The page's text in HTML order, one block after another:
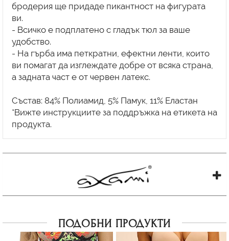
бродерия ще придаде пикантност на фигурата
ви.
- Всичко е подплатено с гладък тюл за ваше
удобство.
- На гърба има петкратни, ефектни ленти, които
ви помагат да изглеждате добре от всяка страна,
а задната част е от червен латекс.
Състав: 84% Полиамид, 5% Памук, 11% Еластан
*Вижте инструкциите за поддръжка на етикета на
ПОДОБНИ ПРОДУКТИ